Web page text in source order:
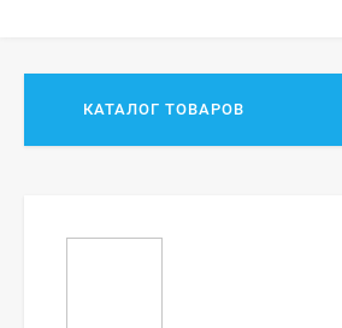
КАТАЛОГ ТОВАРОВ